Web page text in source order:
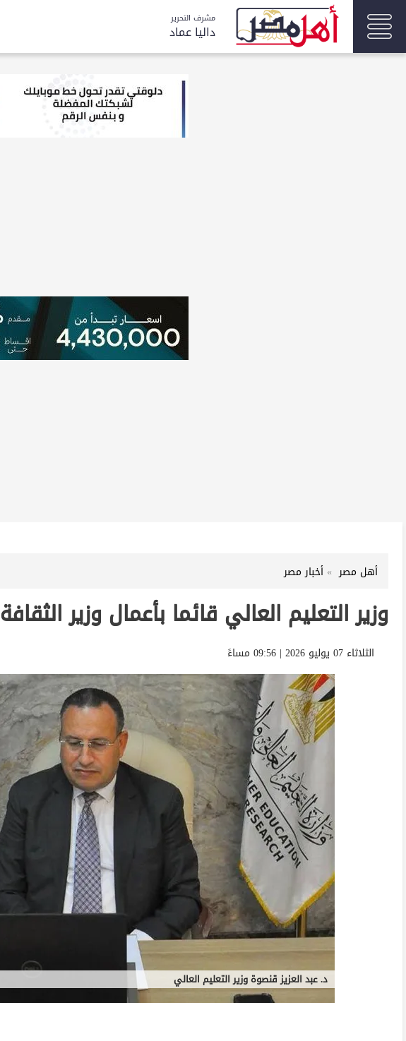
مشرف التحرير
داليا عماد
أهل مصر أخبار مصر
وزير التعليم العالي قائما بأعمال وزير الثقافة
الثلاثاء 07 يوليو 2026 | 09:56 مساءً
د. عبد العزيز قنصوة وزير التعليم العالي